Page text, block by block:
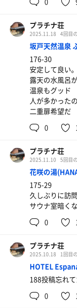
プラチナ荘
2025.11.18 4回目
坂戸天然温泉
176-30
安定して良い。
露天の水風呂
温泉もグッド
人が多かった
二重扉希望だ
0
プラチナ荘
2025.11.10 5回目
花咲の湯
175-29
久しぶりに訪問
サウナ室暗く
0
プラチナ荘
2025.10.18 1回目
HOTEL
188投稿忘れ
0